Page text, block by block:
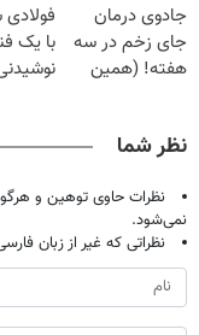
کن
۲۵
جادوی درمان
جای زخم در سه
هفته! (همین
با یک
نظر شما
نظرات حاوی توهین و
نمی‌شود.
نظراتی که غیر از زبان